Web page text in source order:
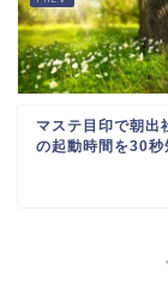
マステ目印で朝出
の起動時間を30